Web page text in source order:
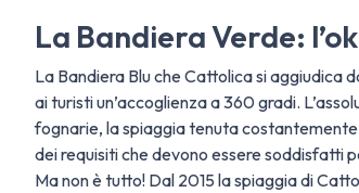
La Bandiera Verde:
La Bandiera Blu che Cattolica si aggiudica
ai turisti un’accoglienza a 360 gradi.
fognarie, la spiaggia tenuta
dei requisiti che devono essere soddisfatti
Ma non è tutto! Dal 2015 la spiaggia di